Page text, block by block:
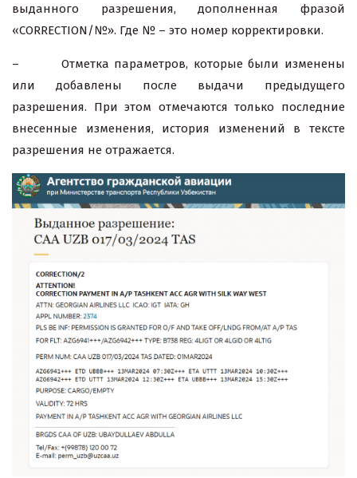
выданного разрешения, дополненная фразой
«CORRECTION/№». Где № – это номер корректировки.
– Отметка параметров, которые были изменены
или добавлены после выдачи предыдущего
разрешения. При этом отмечаются только последние
внесенные изменения, история изменений в тексте
разрешения не отражается.